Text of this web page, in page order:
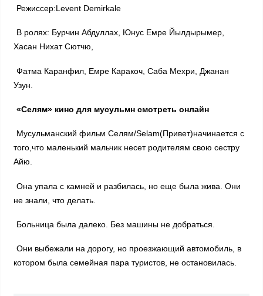
Режиссер:Levent Demirkale
В ролях: Бурчин Абдуллах, Юнус Емре Йылдырымер,
Хасан Нихат Сютчю,
Фатма Каранфил, Емре Каракоч, Саба Мехри, Джанан
Узун.
«Селям» кино для мусульмн смотреть онлайн
Мусульманский фильм Селям/Selam(Привет)начинается с
того,что маленький мальчик несет родителям свою сестру
Айю.
Она упала с камней и разбилась, но еще была жива. Они
не знали, что делать.
Больница была далеко. Без машины не добраться.
Они выбежали на дорогу, но проезжающий автомобиль, в
котором была семейная пара туристов, не остановилась.